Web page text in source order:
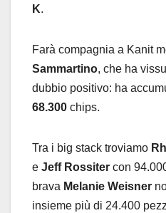
K.
Farà compagnia a Kanit
Sammartino, che ha
dubbio positivo: ha
68.300 chips.
Tra i big stack troviamo
e Jeff Rossiter con
brava Melanie Weisner
insieme più di 24.400